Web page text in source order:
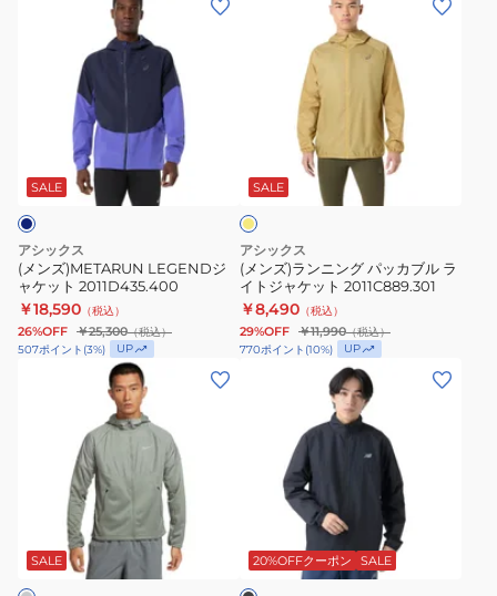
NP22676
ズ)METARUN
LEGEND
ッ
ト
2011D435.400
SALE
アシックス
(メンズ)METARUN LEGENDジ
ャケット 2011D435.400
￥18,590 （税込）
26%OFF ￥25,300（税込）
507ポイント (3%) UP
グ
パ
ッ
カ
ブ
ル
ラ
2011C889.301
SALE
マ
ス
タ
ー
アシックス
(メンズ)ランニング パッカブル ラ
イトジャケット 2011C889.301
￥8,490 （税込）
29%OFF ￥11,990（税込）
770ポイント (10%) UP
ズ)Therma-
イ
ラ
SALE
Essentials
ッ
ト
20%OFFクーポン SALE
ブ
ラ
ッ
ク